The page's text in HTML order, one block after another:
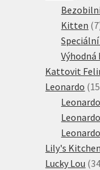
Kitten 7
Výhodná
Kattovit
Leonardo 15
Lily's Kitchen
Lucky Lou 34